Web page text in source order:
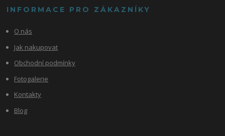
INFORMACE PRO ZÁKAZNÍKY
O nás
Jak nakupovat
Obchodní podmínky
Fotogalerie
Kontakty
Blog